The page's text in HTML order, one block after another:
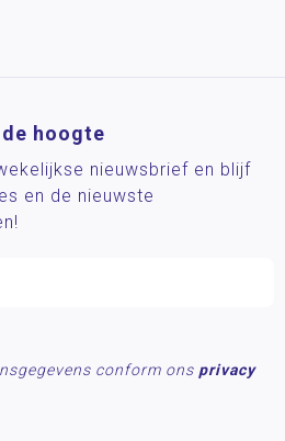
hoogte
nieuwsbrief en blijf
en de nieuwste
conform ons privacy